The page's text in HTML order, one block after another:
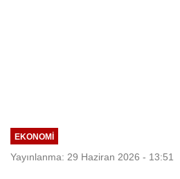
EKONOMI
Yayınlanma: 29 Haziran 2026 - 13:51